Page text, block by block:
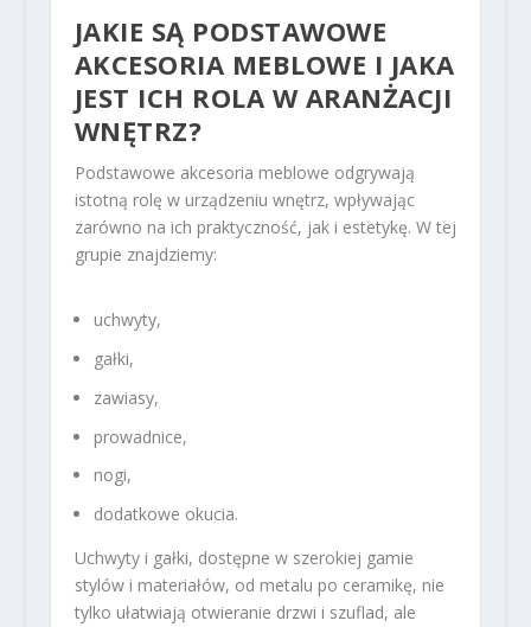
JAKIE SĄ PODSTAWOWE
AKCESORIA MEBLOWE I JAKA
JEST ICH ROLA W ARANŻACJI
WNĘTRZ?
Podstawowe akcesoria meblowe odgrywają
istotną rolę w urządzeniu wnętrz, wpływając
zarówno na ich praktyczność, jak i estetykę. W tej
grupie znajdziemy:
uchwyty,
gałki,
zawiasy,
prowadnice,
nogi,
dodatkowe okucia.
Uchwyty i gałki, dostępne w szerokiej gamie
stylów i materiałów, od metalu po ceramikę, nie
tylko ułatwiają otwieranie drzwi i szuflad, ale